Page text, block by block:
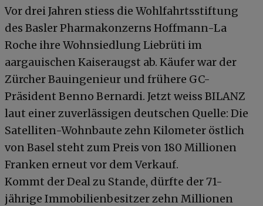
Vor drei Jahren stiess die Wohlfahrtsstiftung
des Basler Pharmakonzerns Hoffmann-La
Roche ihre Wohnsiedlung Liebrüti im
aargauischen Kaiseraugst ab. Käufer war der
Zürcher Bauingenieur und frühere GC-
Präsident Benno Bernardi. Jetzt weiss BILANZ
laut einer zuverlässigen deutschen Quelle: Die
Satelliten-Wohnbaute zehn Kilometer östlich
von Basel steht zum Preis von 180 Millionen
Franken erneut vor dem Verkauf.
Kommt der Deal zu Stande, dürfte der 71-
jährige Immobilienbesitzer zehn Millionen